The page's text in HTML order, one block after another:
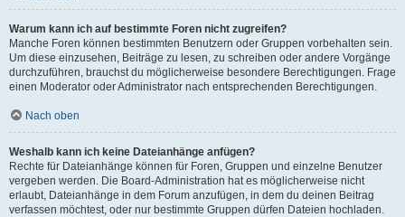
Warum kann ich auf bestimmte Foren nicht zugreifen?
Manche Foren können bestimmten Benutzern oder Gruppen vorbehalten sein.
Um diese einzusehen, Beiträge zu lesen, zu schreiben oder andere Vorgänge
durchzuführen, brauchst du möglicherweise besondere Berechtigungen. Frage
einen Moderator oder Administrator nach entsprechenden Berechtigungen.
Nach oben
Weshalb kann ich keine Dateianhänge anfügen?
Rechte für Dateianhänge können für Foren, Gruppen und einzelne Benutzer
vergeben werden. Die Board-Administration hat es möglicherweise nicht
erlaubt, Dateianhänge in dem Forum anzufügen, in dem du deinen Beitrag
verfassen möchtest, oder nur bestimmte Gruppen dürfen Dateien hochladen.